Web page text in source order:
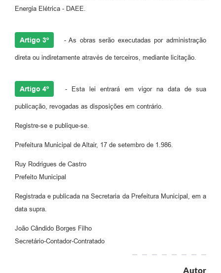
Energia Elétrica - DAEE.
Artigo 3º - As obras serão executadas por administração
direta ou indiretamente através de terceiros, mediante licitação.
Artigo 4º - Esta lei entrará em vigor na data de sua
publicação, revogadas as disposições em contrário.
Registre-se e publique-se.
Prefeitura Municipal de Altair, 17 de setembro de 1.986.
Ruy Rodrigues de Castro
Prefeito Municipal
Registrada e publicada na Secretaria da Prefeitura Municipal, em a
data supra.
João Cândido Borges Filho
Secretário-Contador-Contratado
Autor